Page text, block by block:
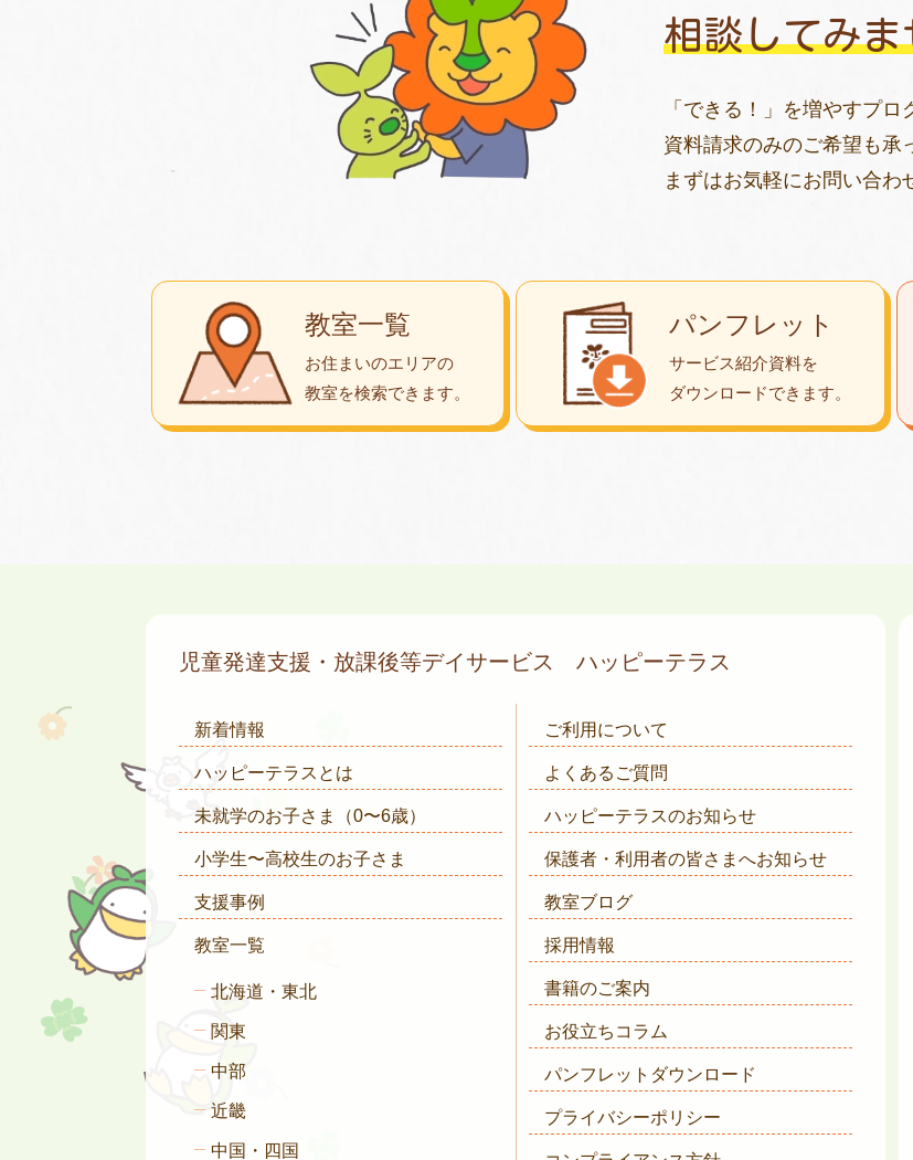
相談してみま
「できる！」を増やすプロ
資料請求のみのご希望も承
まずはお気軽にお問い合わ
教室一覧
お住まいのエリアの
教室を検索できます。
パンフレット
サービス紹介資料を
ダウンロードできます。
児童発達支援・放課後等デイサービス ハッピーテラス
新着情報
ハッピーテラスとは
未就学のお子さま （0〜6歳）
小学生〜高校生のお子さま
支援事例
教室一覧
北海道・東北
関東
中部
近畿
中国・四国
ご利用について
よくあるご質問
ハッピーテラスのお知らせ
保護者・利用者の皆さまへお知らせ
教室ブログ
採用情報
書籍のご案内
お役立ちコラム
パンフレットダウンロード
プライバシーポリシー